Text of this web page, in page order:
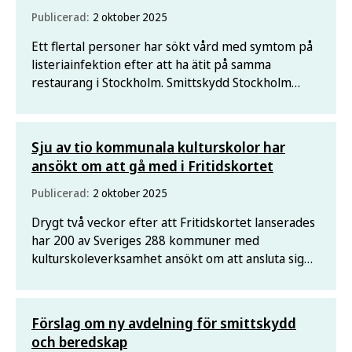
Publicerad: 2 oktober 2025
Ett flertal personer har sökt vård med symtom på
listeriainfektion efter att ha ätit på samma
restaurang i Stockholm. Smittskydd Stockholm
samordnar det nationella utredningsarbetet och
Sju av tio kommunala kulturskolor har
ansökt om att gå med i Fritidskortet
Publicerad: 2 oktober 2025
Drygt två veckor efter att Fritidskortet lanserades
har 200 av Sveriges 288 kommuner med
kulturskoleverksamhet ansökt om att ansluta sig
utbud för barn och unga som vill använda sitt
Förslag om ny avdelning för smittskydd
och beredskap